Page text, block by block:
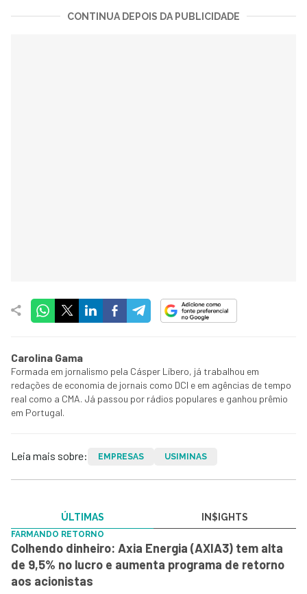
CONTINUA DEPOIS DA PUBLICIDADE
Carolina Gama
Formada em jornalismo pela Cásper Líbero, já trabalhou em
redações de economia de jornais como DCI e em agências de tempo
real como a CMA. Já passou por rádios populares e ganhou prêmio
em Portugal.
Leia mais sobre: EMPRESAS USIMINAS
ÚLTIMAS IN$IGHTS
FARMANDO RETORNO
Colhendo dinheiro: Axia Energia (AXIA3) tem alta
de 9,5% no lucro e aumenta programa de retorno
aos acionistas